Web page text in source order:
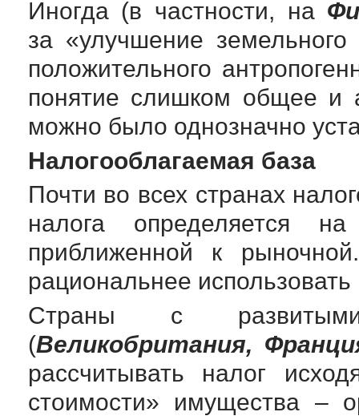
Иногда (в частности, на
за «улучшение земельного
положительного
понятие слишком общее и
можно было однозначно
Налогооблагаемая база
Почти во всех странах
налога определяется
приближенной к
рациональнее
Страны с
(Великобритания,
рассчитывать налог
стоимости» имущества –